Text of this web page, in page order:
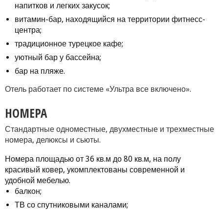
напитков и легких закусок;
витамин-бар, находящийся на территории фитнесс-
центра;
традиционное турецкое кафе;
уютный бар у бассейна;
бар на пляже.
Отель работает по системе «Ультра все включено».
НОМЕРА
Стандартные одноместные, двухместные и трехместные
номера, делюксы и сьюты.
Номера площадью от 36 кв.м до 80 кв.м, на полу
красивый ковер, укомплектованы современной и
удобной мебелью.
балкон;
ТВ со спутниковыми каналами;